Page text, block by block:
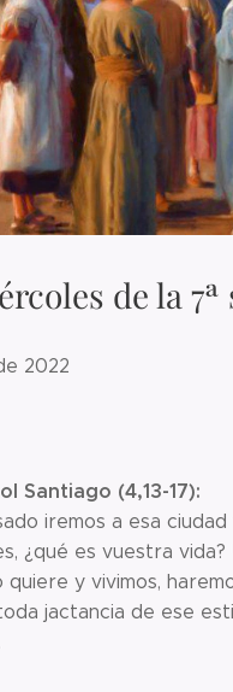
de la
2022
Santiago (4,13-17):
iremos a esa
¿qué es vuestra
quiere y vivimos,
jactancia de ese